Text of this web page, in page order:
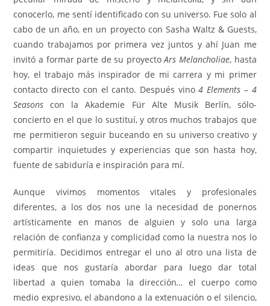
conocerlo, me sentí identificado con su universo. Fue solo al
cabo de un año, en un proyecto con Sasha Waltz & Guests,
cuando trabajamos por primera vez juntos y ahí Juan me
invitó a formar parte de su proyectoArs Melancholiae, hasta
hoy, el trabajo más inspirador de mi carrera y mi primer
contacto directo con el canto. Después vino4 Elements – 4
Seasons con la Akademie Für Alte Musik Berlín, sólo-
concierto en el que lo sustituí, y otros muchos trabajos que
me permitieron seguir buceando en su universo creativo y
compartir inquietudes y experiencias que son hasta hoy,
fuente de sabiduría e inspiración para mí.
Aunque vivimos momentos vitales y profesionales
diferentes, a los dos nos une la necesidad de ponernos
artísticamente en manos de alguien y solo una larga
relación de confianza y complicidad como la nuestra nos lo
permitiría. Decidimos entregar el uno al otro una lista de
ideas que nos gustaría abordar para luego dar total
libertad a quien tomaba la dirección… el cuerpo como
medio expresivo, el abandono a la extenuación o el silencio,